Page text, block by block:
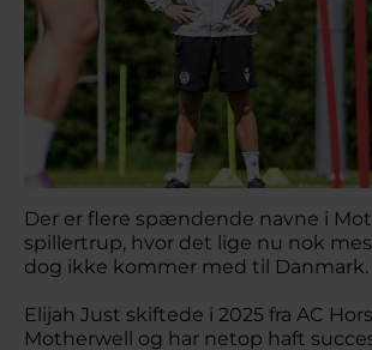
Der er flere spændende navne i
spillertrup, hvor det lige nu nok
dog ikke kommer med til
Elijah Just skiftede i 2025 fra AC
Motherwell og har netop haft